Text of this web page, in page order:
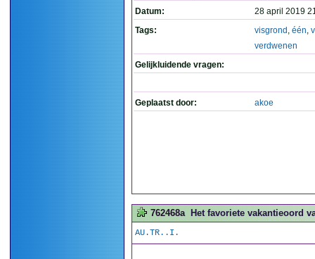
Datum:
28 april 2019
Tags:
visgrond , één,
verdwenen
Gelijkluidende vragen:
Geplaatst door: akoe
762468a Het favoriete vakantieoord
AU.TR..I.